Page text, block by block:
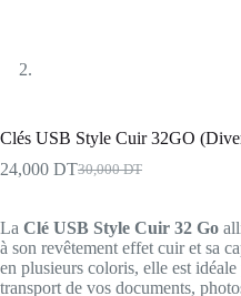
Clés USB Style Cuir 32GO
30,000DT
Le
initial
était :
30,000 DT.
24,000 DTLe
actuel
est :
24,000 DT.
La Clé USB Style Cuir 32 Go
à son revêtement effet cuir et sa
en plusieurs coloris, elle est
transport de vos documents,